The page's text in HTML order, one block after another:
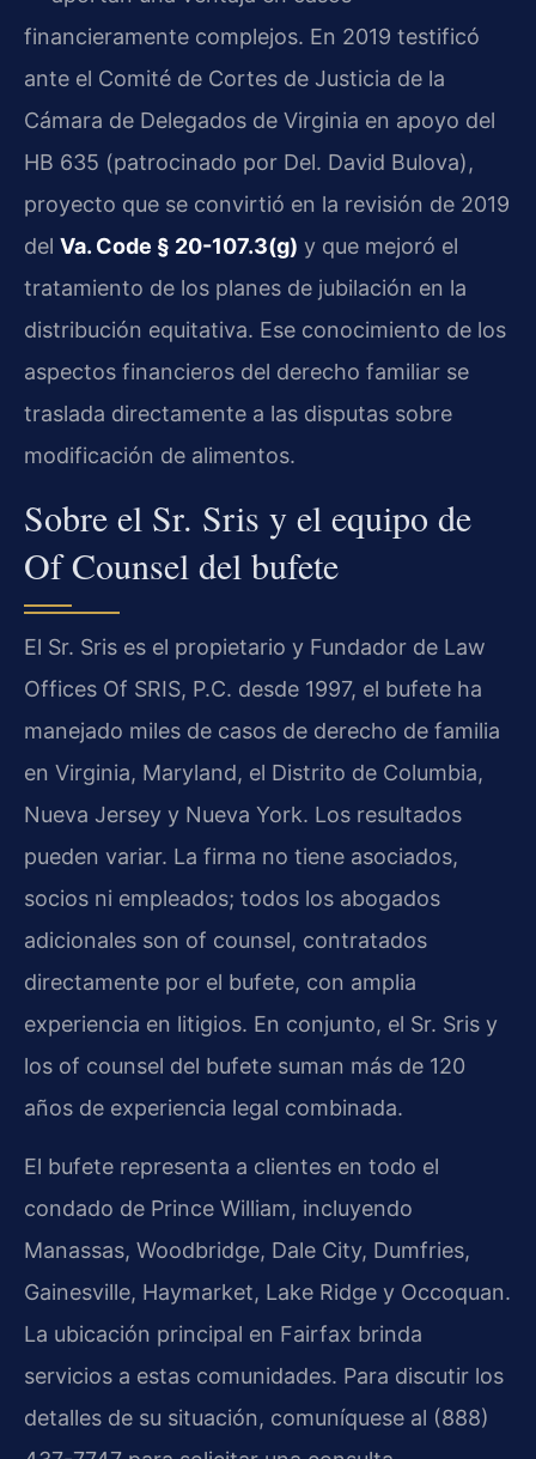
financieramente complejos. En 2019 testificó
ante el Comité de Cortes de Justicia de la
Cámara de Delegados de Virginia en apoyo del
HB 635 (patrocinado por Del. David Bulova),
proyecto que se convirtió en la revisión de 2019
del Va. Code § 20-107.3(g) y que mejoró el
tratamiento de los planes de jubilación en la
distribución equitativa. Ese conocimiento de los
aspectos financieros del derecho familiar se
traslada directamente a las disputas sobre
modificación de alimentos.
Sobre el Sr. Sris y el equipo de
Of Counsel del bufete
El Sr. Sris es el propietario y Fundador de Law
Offices Of SRIS, P.C. desde 1997, el bufete ha
manejado miles de casos de derecho de familia
en Virginia, Maryland, el Distrito de Columbia,
Nueva Jersey y Nueva York. Los resultados
pueden variar. La firma no tiene asociados,
socios ni empleados; todos los abogados
adicionales son of counsel, contratados
directamente por el bufete, con amplia
experiencia en litigios. En conjunto, el Sr. Sris y
los of counsel del bufete suman más de 120
años de experiencia legal combinada.
El bufete representa a clientes en todo el
condado de Prince William, incluyendo
Manassas, Woodbridge, Dale City, Dumfries,
Gainesville, Haymarket, Lake Ridge y Occoquan.
La ubicación principal en Fairfax brinda
servicios a estas comunidades. Para discutir los
detalles de su situación, comuníquese al (888)